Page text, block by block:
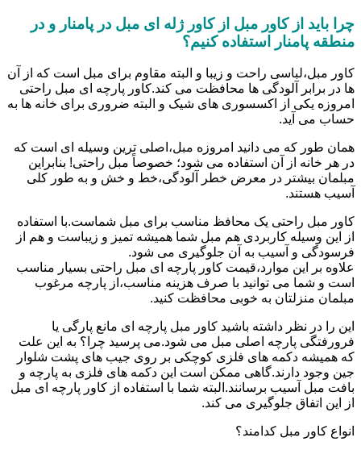
چرا باید از کاور مبل از کاور ژله ای مبل در پامنار و در
منطقه پامنار استفاده کنیم؟
کاور مبل،لباسی راحت و زیبا و البته مقاوم برای مبل است که از آن
ها در برابر آلودگی ها محافظت می کند.کاور پارچه ای مبل راحتی
امروزه یکی از اکسسوری های شیک و البته ضروری برای خانه ها به
حساب می آید.
همان طور که می دانید امروزه مبل،اصلی ترین وسیله ای است که
در هر خانه از آن استفاده می شود؛ خصوصاً مبل راحتی! بنابراین
مبلمان بیشتر در معرض خطر آلودگی،خط و خش و به طور کلی
آسیب هستند.
کاور مبل راحتی یک محافظ مناسب برای مبل شماست.با استفاده
از این وسیله کاربردی هم مبل شما همیشه تمیز و زیباست و هم از
فرسودگی و آسیب به آن جلوگیری می شود.
علاوه بر این موارد،قیمت کاور پارچه ای مبل راحتی بسیار مناسب
است و شما می توانید با صرف هزینه مناسب،از پارچه مرغوب
مبلمان منزلتان به خوبی محافظت کنید.
این را در نظر داشته باشید کاور مبل پارچه ای مانع پارگی یا
فرورفتگی پارچه اصلی مبل می شود.می پرسید چرا؟ به این علت
که همیشه دکمه های فلزی کوچکی بر روی جیب های پشت شلوار
جین وجود دارند.گاهی ممکن است این دکمه های فلزی به پارچه و
بافت مبل آسیب برسانند.البته شما با استفاده از کاور پارچه ای مبل
از این اتفاق جلوگیری می کند.
انواع کاور مبل کدامند؟